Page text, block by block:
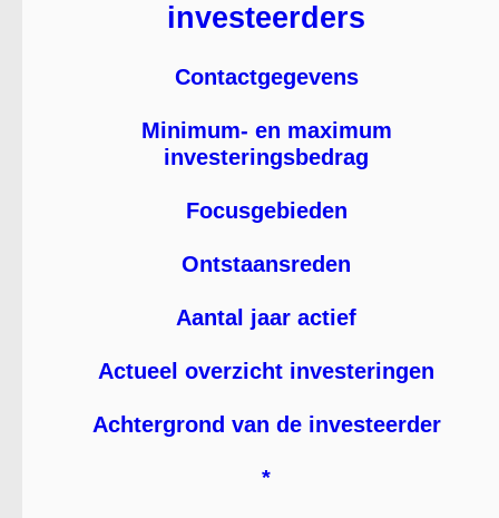
investeerders
Contactgegevens
Minimum- en maximum
investeringsbedrag
Focusgebieden
Ontstaansreden
Aantal jaar actief
Actueel overzicht investeringen
Achtergrond van de investeerder
*